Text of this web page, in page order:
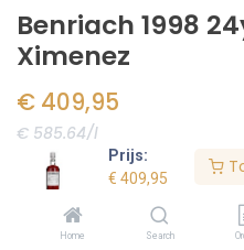
Prijs:
€ 409,95
Home Search
Benriach 1998
Ximenez
€ 409,95
€ 585.64/l
Voorraad:2stuk(s)